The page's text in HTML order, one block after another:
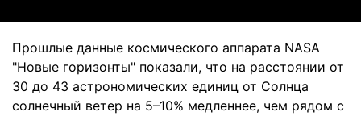
Прошлые данные космического аппарата NASA
"Новые горизонты" показали, что на расстоянии от
30 до 43 астрономических единиц от Солнца
солнечный ветер на 5–10% медленнее, чем рядом с